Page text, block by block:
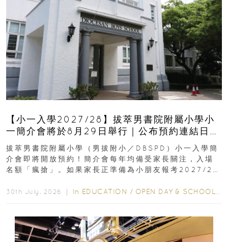
【小一入學2027/28】拔萃男書院附屬小學小
一簡介會將於8月29日舉行｜公布預約連結日期
｜更設有網上重溫
拔萃男書院附屬小學（男拔附小／DBSPD）小一入學簡
介會即將開放預約！簡介會每年均備受家長關注，入場
名額「瘋搶」。如果家長正準備為小朋友報考2027/28
30th July, 2026 ｜ In EDUCATION / OPEN DAY & SCHOOL EVENTS